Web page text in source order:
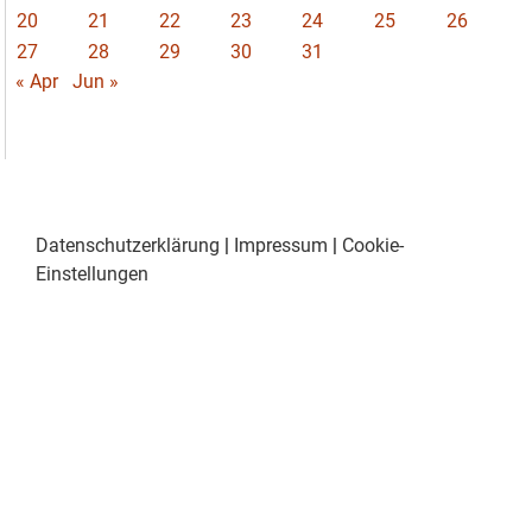
20
21 22 23 24 25
26
27
28 29 30
31
« Apr
Jun »
Datenschutzerklärung | Impressum | Cookie-
Einstellungen